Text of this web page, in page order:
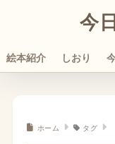
今
絵本紹介 しおり
ホーム タグ